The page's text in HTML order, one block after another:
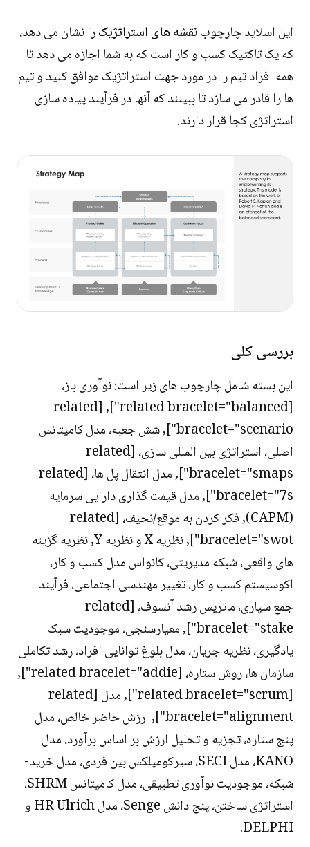
این اسلاید چارچوبنقشه های استراتژیکرا نشان می دهد،
که یک تاکتیک کسب و کار است که به شما اجازه می دهد تا
همه افراد تیم را در مورد جهت استراتژیک موافق کنید و تیم
ها را قادر می سازد تا ببینند که آنها در فرآیند پیاده سازی
استراتژی کجا قرار دارند.
بررسی کلی
این بسته شامل چارچوب های زیر است: نوآوری باز،
[related bracelet="balanced"], [related
bracelet="scenario"], شش جعبه، مدل کامپتانس
اصلی، استراتژی بین المللی سازی، [related
bracelet="smaps"], مدل انتقال پل ها، [related
bracelet="7s"], مدل قیمت گذاری دارایی سرمایه
(CAPM), فکر کردن به موقع/نحیف، [related
bracelet="swot"], نظریه X و نظریه Y, نظریه گزینه
های واقعی، شبکه مدیریتی، کانواس مدل کسب و کار،
اکوسیستم کسب و کار، تغییر مهندسی اجتماعی، فرآیند
جمع سپاری، ماتریس رشد آنسوف، [related
bracelet="stake"], معیارسنجی، موجودیت سبک
یادگیری، نظریه جریان، مدل بلوغ توانایی افراد، رشد تکاملی
سازمان ها، روش ستاره، [related bracelet="addie"],
[related bracelet="scrum"], مدل [related
bracelet="alignment"], ارزش حاضر خالص، مدل
پنج ستاره، تجزیه و تحلیل ارزش بر اساس برآورد، مدل
KANO، مدل SECI، سیرکومپلکس بین فردی، مدل خرید-
شبکه، موجودیت نوآوری تطبیقی، مدل کامپتانس SHRM،
استراتژی ساختن، پنج دانش Senge، مدل HR Ulrich و
DELPHI.